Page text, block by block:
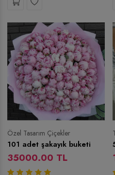
Özel Tasarım Çiçekler
101 adet şakayık buketi
35000.00 TL